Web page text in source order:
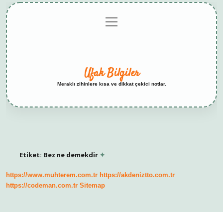
menüyü
aç
Ufak Bilgiler
Meraklı zihinlere kısa ve dikkat çekici notlar.
Etiket: Bez ne demekdir
https://www.muhterem.com.tr https://akdeniztto.com.tr
https://codeman.com.tr Sitemap